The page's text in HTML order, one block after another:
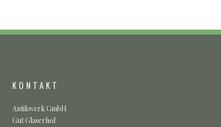
KONTAKT
Antikwerk GmbH
Gut Glaserhof